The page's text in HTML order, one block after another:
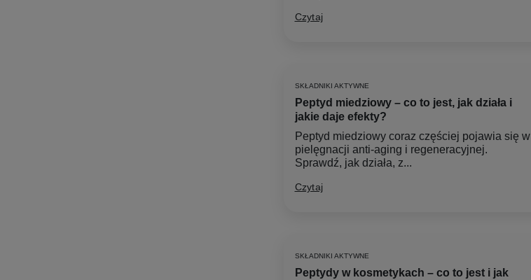
Czytaj
SKŁADNIKI AKTYWNE
Peptyd miedziowy – co to jest, jak działa i
jakie daje efekty?
Peptyd miedziowy coraz częściej pojawia się w
pielęgnacji anti-aging i regeneracyjnej.
Sprawdź, jak działa, z...
Czytaj
SKŁADNIKI AKTYWNE
Peptydy w kosmetykach – co to jest i jak